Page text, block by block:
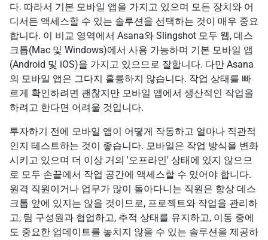
다. 따라서 기본 모바일 앱을 가지고 있으며 모든 장치와 어
디서든 액세스할 수 있는 솔루션을 선택하는 것이 매우 중요
합니다. 이 비교 영역에서 Asana와 Slingshot 모두 웹, 데스
크톱(Mac 및 Windows)에서 사용 가능하며 기본 모바일 앱
(Android 및 iOS)을 가지고 있으므로 잘합니다. 다만 Asana
의 모바일 앱은 그다지 훌륭하지 않습니다. 작업 상태를 빠
르게 확인하려면 괜찮지만 모바일 앱에서 생산적인 작업을
하려고 한다면 어려울 것입니다.
투자하기 전에 모바일 앱이 어떻게 작동하고 얼마나 직관적
인지 테스트하는 것이 좋습니다. 모바일은 작업 방식을 변화
시키고 있으며 더 이상 거의 '오프라인' 상태에 있지 않으므
로 모두 손끝에서 작업 공간에 액세스할 수 있어야 합니다.
원격 직원이거나 업무가 많이 돌아다니는 직원은 항상 데스
크톱 앞에 있지는 않을 것이므로, 프로젝트와 작업을 관리하
고, 팀 구성원과 협업하고, 추적 상태를 유지하고, 이동 중에
도 중요한 업데이트를 놓치지 않을 수 있는 솔루션을 제공하